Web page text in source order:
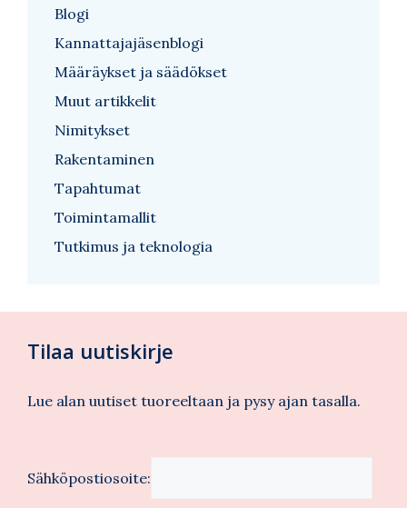
Blogi
Kannattajajäsenblogi
Määräykset ja säädökset
Muut artikkelit
Nimitykset
Rakentaminen
Tapahtumat
Toimintamallit
Tutkimus ja teknologia
Tilaa uutiskirje
Lue alan uutiset tuoreeltaan ja pysy ajan tasalla.
Sähköpostiosoite: